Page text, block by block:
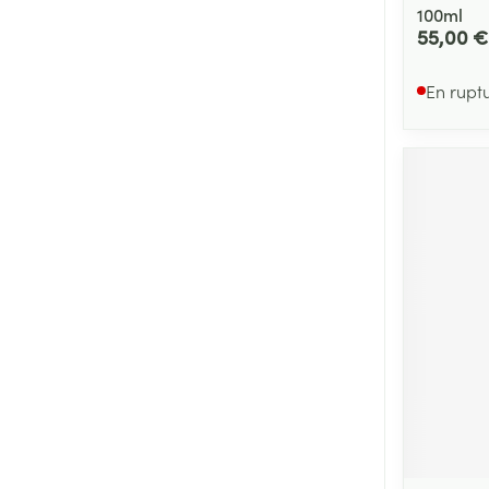
100ml
55,00 €
En